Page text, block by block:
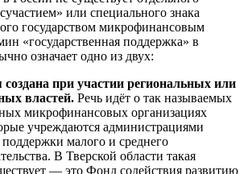
или специального знака
государством микрофинансовым
«государственная поддержка» в
означает одно из двух:
создана при участии региональных или
властей. Речь идёт о так называемых
микрофинансовых организациях
учреждаются администрациями
малого и среднего
В Тверской области такая
— это Фонд содействия развитию